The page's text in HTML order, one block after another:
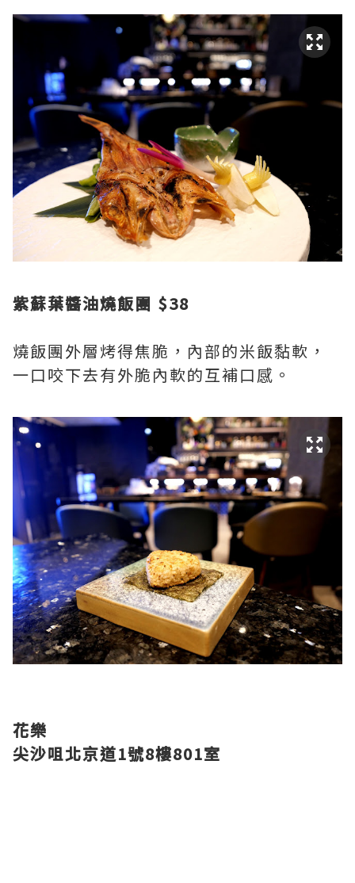
紫蘇葉醬油燒飯團 $38
燒飯團外層烤得焦脆，內部的米飯黏軟，
一口咬下去有外脆內軟的互補口感。
花樂
尖沙咀北京道1號8樓801室